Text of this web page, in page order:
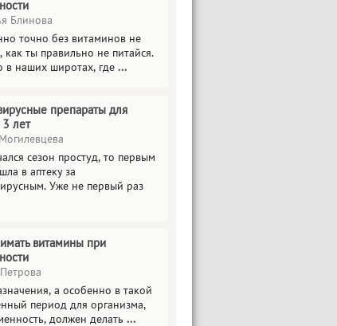
Блинова
точно без витаминов не
как ты правильно не питайся.
в наших широтах, где ...
препараты для
3 лет
сезон простуд, то первым
в аптеку за
Уже не первый раз
витамины при
а особенно в такой
период для организма,
должен делать ...